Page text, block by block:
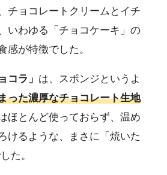
チョコレートクリームとイチ
いわゆる「チョコケーキ」の
感が特徴でした。
コラ」 は、スポンジというよ
った濃厚なチョコレート生地
ほとんど使っておらず、温め
けるような、まさに「焼いた
た。